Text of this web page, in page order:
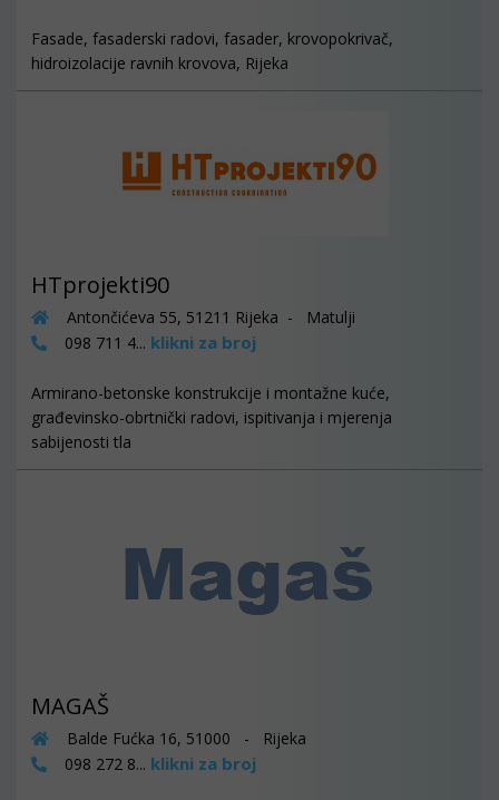
Fasade, fasaderski radovi, fasader, krovopokrivač,
hidroizolacije ravnih krovova, Rijeka
HTprojekti90
Antončićeva 55, 51211 Rijeka - Matulji
098 711 4... klikni za broj
Armirano-betonske konstrukcije i montažne kuće,
građevinsko-obrtnički radovi, ispitivanja i mjerenja
sabijenosti tla
MAGAŠ
Balde Fućka 16, 51000 - Rijeka
098 272 8... klikni za broj